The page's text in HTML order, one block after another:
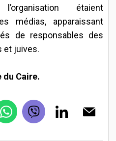
étaient
médias, apparaissant
de responsables des
et juives.
du Caire.